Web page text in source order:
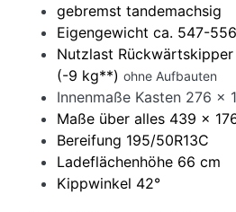
gebremst tandemachsig
Eigengewicht ca. 547-
Nutzlast
(-9 kg**) ohne Aufbauten
Innenmaße Kasten 276
Maße über alles 439 x
Bereifung 195/50R13C
Ladeflächenhöhe 66 cm
Kippwinkel 42°